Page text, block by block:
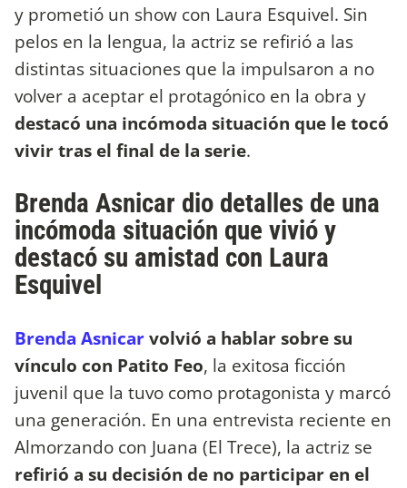
y prometió un show con Laura Esquivel. Sin
pelos en la lengua, la actriz se refirió a las
distintas situaciones que la impulsaron a no
volver a aceptar el protagónico en la obra y
destacó una incómoda situación que le tocó
vivir tras el final de la serie.
Brenda Asnicar dio detalles de una
incómoda situación que vivió y
destacó su amistad con Laura
Esquivel
Brenda Asnicarvolvió a hablar sobre su
vínculo con Patito Feo, la exitosa ficción
juvenil que la tuvo como protagonista y marcó
una generación. En una entrevista reciente en
Almorzando con Juana (El Trece), la actriz se
refirió a su decisión de no participar en el